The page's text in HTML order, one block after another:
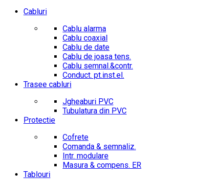
Cabluri
Cablu alarma
Cablu coaxial
Cablu de date
Cablu de joasa tens.
Cablu semnal.&contr.
Conduct. pt.inst.el.
Trasee cabluri
Jgheaburi PVC
Tubulatura din PVC
Protectie
Cofrete
Comanda & semnaliz.
Intr. modulare
Masura & compens. ER
Tablouri